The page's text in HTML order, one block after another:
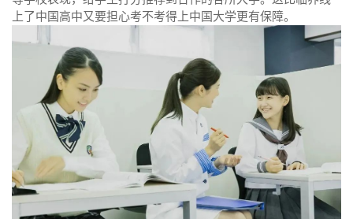
上了中国高中又要担心考不考得上中国大学更有保障。